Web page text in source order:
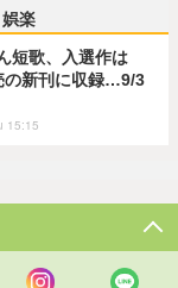
楽
短歌、入選作は
の新刊に収録…9/3
15:15